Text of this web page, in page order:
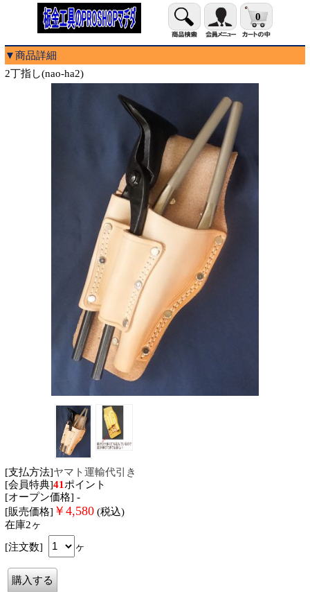
0
▼商品詳細
2丁指し(nao-ha2)
[支払方法]ヤマト運輸代引き
[会員特典]41 ポイント
[オープン価格] -
[販売価格] ￥ 4,580 (税込)
在庫2ヶ
[注文数]
ヶ